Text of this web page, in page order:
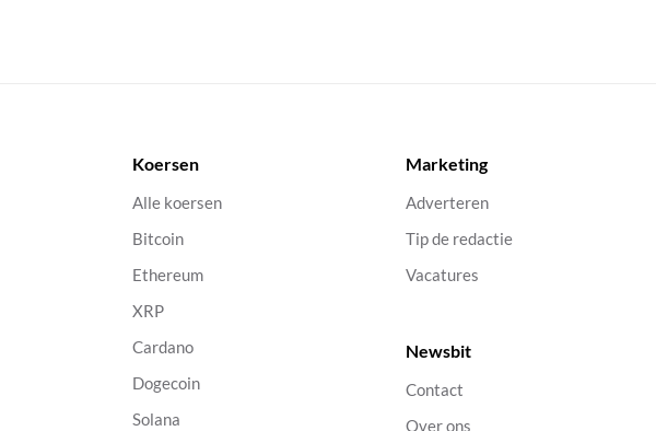
Koersen
Alle koersen
Bitcoin
Ethereum
XRP
Cardano
Dogecoin
Solana
Marketing
Adverteren
Tip de redactie
Vacatures
Newsbit
Contact
Over ons